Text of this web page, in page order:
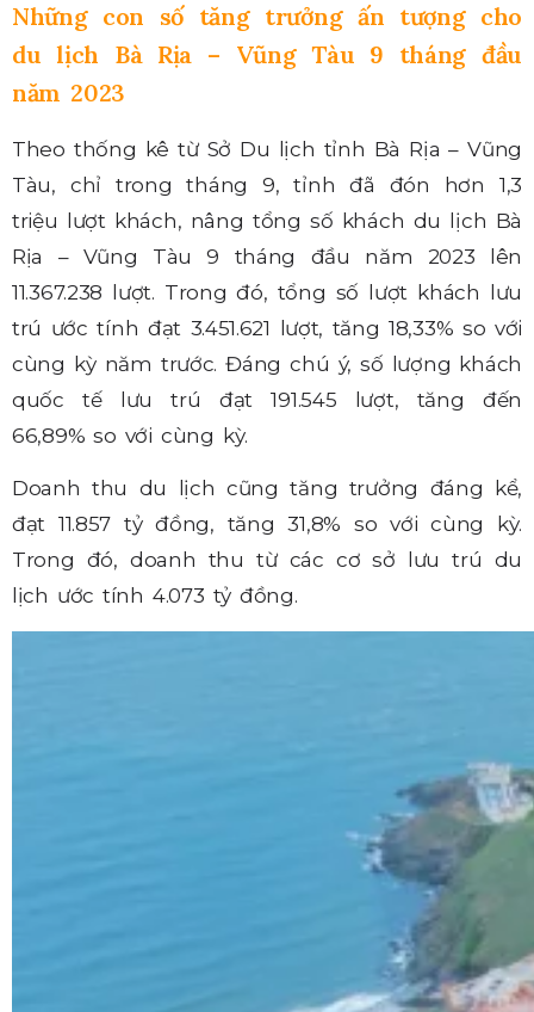
Những con số tăng trưởng ấn tượng cho
du lịch Bà Rịa – Vũng Tàu 9 tháng đầu
năm 2023
Theo thống kê từ Sở Du lịch tỉnh Bà Rịa – Vũng
Tàu, chỉ trong tháng 9, tỉnh đã đón hơn 1,3
triệu lượt khách, nâng tổng số khách du lịch Bà
Rịa – Vũng Tàu 9 tháng đầu năm 2023 lên
11.367.238 lượt. Trong đó, tổng số lượt khách lưu
trú ước tính đạt 3.451.621 lượt, tăng 18,33% so với
cùng kỳ năm trước. Đáng chú ý, số lượng khách
quốc tế lưu trú đạt 191.545 lượt, tăng đến
66,89% so với cùng kỳ.
Doanh thu du lịch cũng tăng trưởng đáng kể,
đạt 11.857 tỷ đồng, tăng 31,8% so với cùng kỳ.
Trong đó, doanh thu từ các cơ sở lưu trú du
lịch ước tính 4.073 tỷ đồng.